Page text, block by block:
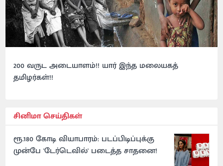
200 வருட அடையாளம்!! யார் இந்த மலையகத்
தமிழர்கள்!!
சினிமா செய்திகள்
ரூ.180 கோடி வியாபாரம்: படப்பிடிப்புக்கு
முன்பே 'டேர்டெவில்' படைத்த சாதனை!